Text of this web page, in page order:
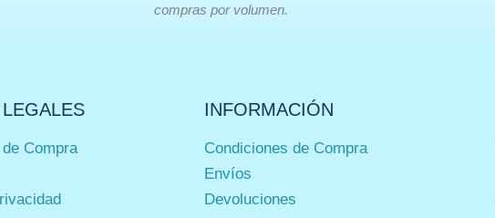
compras por volumen.
Compra
INFORMACIÓN
Condiciones de Compra
Envíos
Devoluciones